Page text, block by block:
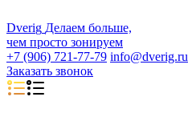
Dverig Делаем больше,
чем просто зонируем
+7 (906) 721-77-79 info@dverig.ru
Заказать звонок